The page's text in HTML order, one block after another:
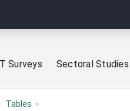
Surveys Sectoral Studies
Tables